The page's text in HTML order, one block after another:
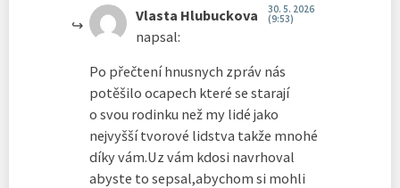
Vlasta Hlubuckova
napsal:
30. 5. 2026
(9:53)
Po přečtení hnusnych zpráv nás
potěšilo ocapech které se starají
o svou rodinku než my lidé jako
nejvyšší tvorové lidstva takže mnohé
díky vám.Uz vám kdosi navrhoval
abyste to sepsal,abychom si mohli